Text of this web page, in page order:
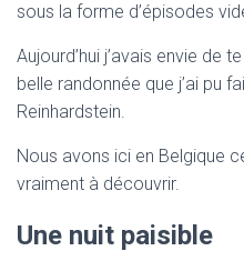
sous la forme d’épisodes
Aujourd’hui j’avais envie de
belle randonnée que j’ai pu
Reinhardstein.
Nous avons ici en Belgique
vraiment à découvrir.
Une nuit paisible